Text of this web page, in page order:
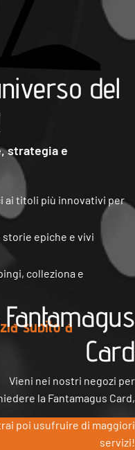
del
strategia e
ai titoli più innovativi per
storie epiche e vivi
colleziona e
subito a
Fantamagus
Card
Vieni nei nostri negozi per
la Fantamagus Card,
poi usufruire di maggiori
servizi!